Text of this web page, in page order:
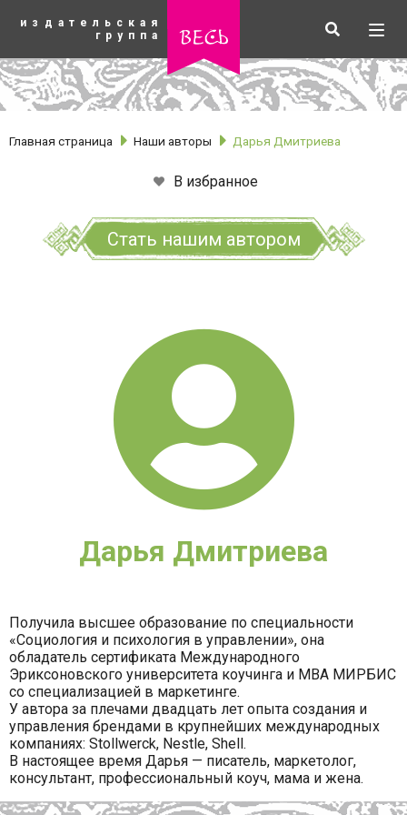
основному
издательская
группа
весь Искать
Главная страница Наши авторы Дарья Дмитриева
В избранное
Стать нашим автором
Дарья Дмитриева
Получила высшее образование по специальности
«Социология и психология в управлении», она
обладатель сертификата Международного
Эриксоновского университета коучинга и MBA МИРБИС
со специализацией в маркетинге.
У автора за плечами двадцать лет опыта создания и
управления брендами в крупнейших международных
компаниях: Stollwerck, Nestle, Shell.
В настоящее время Дарья — писатель, маркетолог,
консультант, профессиональный коуч, мама и жена.